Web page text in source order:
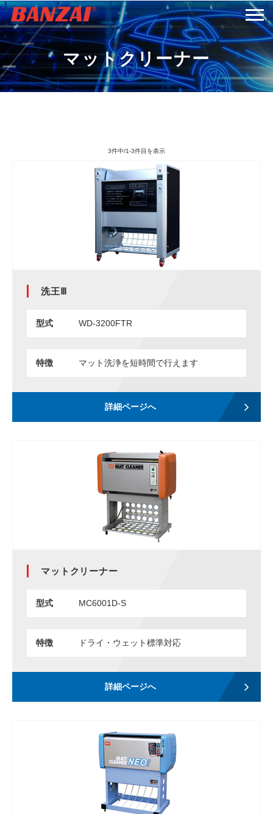
HOME
商品情報
サービス＆サポート
お問い合わせ
ENGLISH
マットクリーナー
3件中/1-3件目を表示
洗王Ⅲ
型式 WD-3200FTR
特徴 マット洗浄を短時間で行えます
詳細ページへ
マットクリーナー
型式 MC6001D-S
特徴 ドライ・ウェット標準対応
詳細ページへ